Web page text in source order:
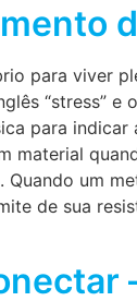
para viver
“stress” e
para indicar
material
Quando um
de sua